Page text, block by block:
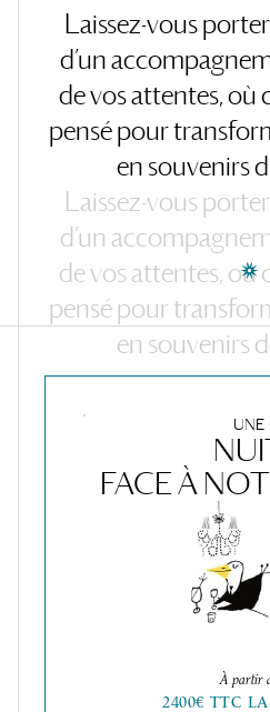
Laissez-vousporter
d’un
devosattentes,où
pensépour
en souvenirs
Laissez-vous porter
d’un
devos attentes, où
pensépour
en souvenirs
UNE
FACE À
À partir
2400€ TTC